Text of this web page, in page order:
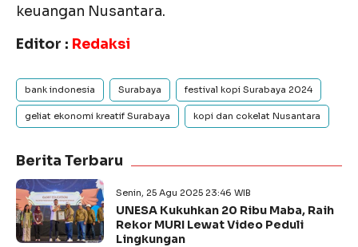
keuangan Nusantara.
Editor : Redaksi
bank indonesia Surabaya festival kopi Surabaya 2024
geliat ekonomi kreatif Surabaya kopi dan cokelat Nusantara
Berita Terbaru
Senin, 25 Agu 2025 23:46 WIB
UNESA Kukuhkan 20 Ribu Maba, Raih
Rekor MURI Lewat Video Peduli
Lingkungan